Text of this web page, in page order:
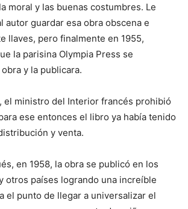
moral y las buenas costumbres. Le
autor guardar esa obra obscena e
llaves, pero finalmente en 1955,
la parisina Olympia Press se
y la publicara.
el ministro del Interior francés prohibió
ese entonces el libro ya había tenido
y venta.
en 1958, la obra se publicó en los
otros países logrando una increíble
el punto de llegar a universalizar el